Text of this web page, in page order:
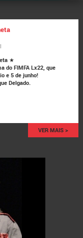
★
do FIMFA Lx22, que
e 5 de junho!
Delgado.
VER MAIS >